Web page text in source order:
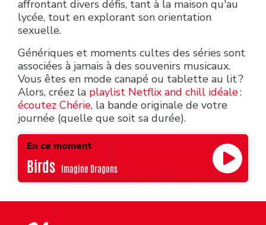
affrontant divers défis, tant à la maison qu'au
lycée, tout en explorant son orientation
sexuelle.
Génériques et moments cultes des séries sont
associées à jamais à des souvenirs musicaux.
Vous êtes en mode canapé ou tablette au lit ?
Alors, créez la playlist Netflix and chill idéale:
écoutez Chérie, la bande originale de votre
journée (quelle que soit sa durée).
En ce moment
Birds Imagine Dragons